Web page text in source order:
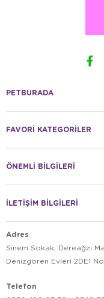
PETBURADA
FAVORİ KATEGORİLER
ÖNEMLİ BİLGİLERİ
İLETİŞİM BİLGİLERİ
Adres
Sinem Sokak, Dereağzı
Denizgören Evleri 2DE1
Telefon